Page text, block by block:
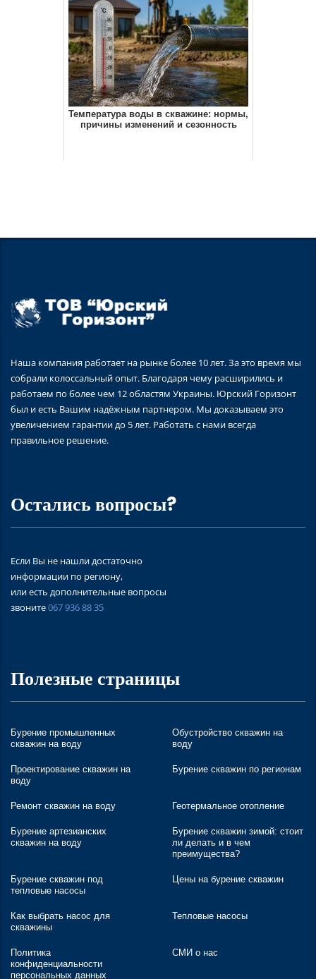
Температура воды в скважине: нормы,
причины изменений и сезонность
Наша компания работает на рынке более 10 лет. За это время мы
собрали колоссальный опыт. Благодаря чему расширились и
работаем по более чем 12 областям Украины. Юрский Горизонт
был и есть Вашим надёжным партнером. Мы доказываем это
увеличением гарантии до 5 лет. Работать с нами всегда
правильное решение.
Остались вопросы?
Если Вы не нашли достаточно
информации по региону,
или есть дополнительные вопросы
звоните067 936 88 35
Полезные страницы
Бурение промышленных
скважин на воду
Обустройство скважин на
воду
Проектирование скважин на
воду
Бурение скважин по регионам
Ремонт скважин на воду Геотермальное отопление
Бурение артезианских
скважин на воду
Бурение скважин зимой: стоит
ли делать и в чем
преимущества?
Бурение скважин под
тепловые насосы
Цены на бурение скважин
Как выбрать насос для
скважины
Тепловые насосы
Политика
конфиденциальности
персональных данных
СМИ о нас